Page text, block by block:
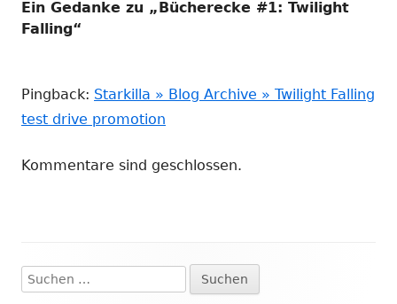
Ein Gedanke zu „Bücherecke #1: Twilight
Falling“
Pingback: Starkilla » Blog Archive » Twilight Falling
test drive promotion
Kommentare sind geschlossen.
Haupt-
Suchen
nach: